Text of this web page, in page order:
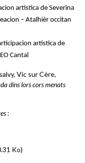
artistica de Severina
– Atalhièr occitan
artistica de
Cantal
Vic sur Cère,
dins lors cors menats
:
Ko)